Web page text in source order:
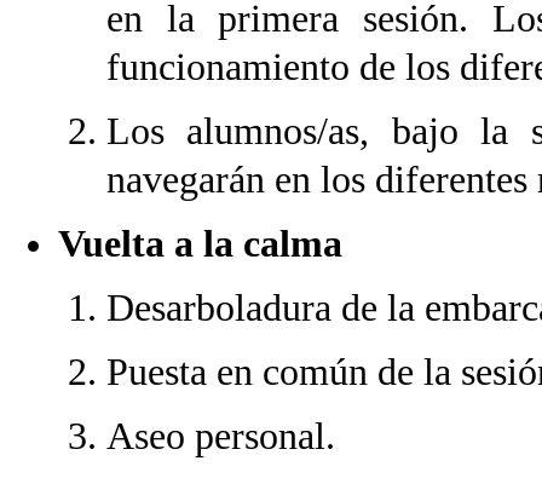
en la primera sesión.
funcionamiento de los
Los alumnos/as, bajo la
navegarán en los diferentes
Vuelta a la calma
Desarboladura de la
Puesta en común de la
Aseo personal.